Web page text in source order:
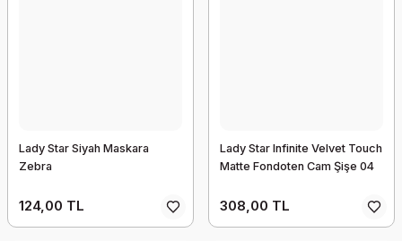
Lady Star Siyah Maskara
Zebra
124,00 TL
Lady Star Infinite Velvet Touch
Matte Fondoten Cam Şişe 04
308,00 TL